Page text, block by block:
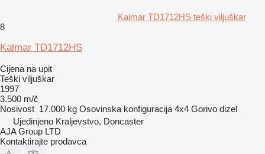
Kalmar TD1712HS teški viljuškar
8
Kalmar TD1712HS
Cijena na upit
Teški viljuškar
1997
3.500 m/č
Nosivost 17.000 kg Osovinska konfiguracija 4x4 Gorivo dizel
Ujedinjeno Kraljevstvo, Doncaster
AJA Group LTD
Kontaktirajte prodavca